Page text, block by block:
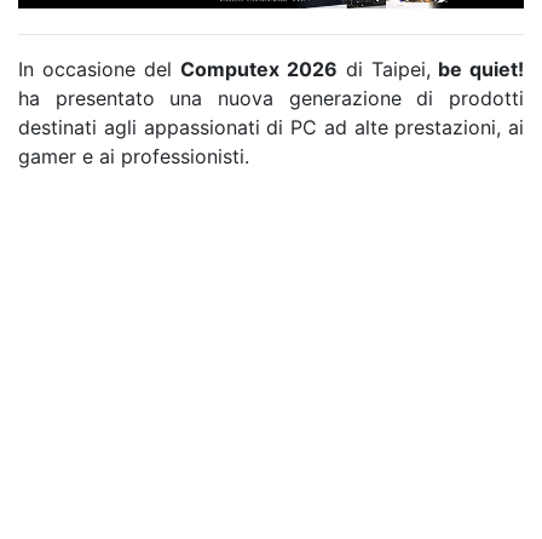
In occasione del Computex 2026 di Taipei, be quiet!
ha presentato una nuova generazione di prodotti
destinati agli appassionati di PC ad alte prestazioni, ai
gamer e ai professionisti.